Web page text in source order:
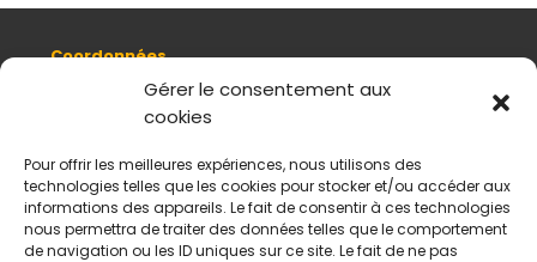
Gérer le consentement aux
cookies
Pour offrir les meilleures expériences, nous utilisons des
technologies telles que les cookies pour stocker et/ou accéder aux
informations des appareils. Le fait de consentir à ces technologies
nous permettra de traiter des données telles que le comportement
de navigation ou les ID uniques sur ce site. Le fait de ne pas
Coordonnées
8, quai Romain Rolland 69005 Lyon
+ 33 (0)4 78 42 55 04
Plan d'accès
Mentions légales
Politique de données personnelles